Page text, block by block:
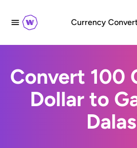
Currency
Convert 100
Dollar to